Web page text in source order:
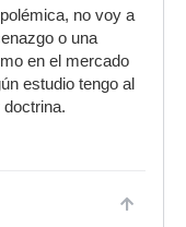
no voy a
o una
en el mercado
estudio tengo al